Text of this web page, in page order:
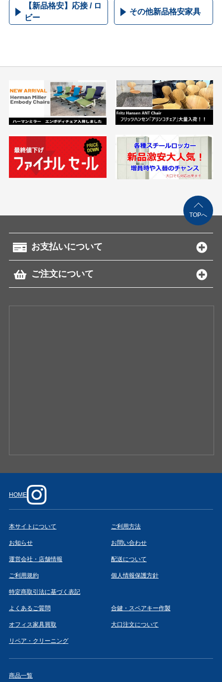
【新品格安】応接 / ロ
ビー
その他新品格安家具
お支払いについて
ご注文について
HOME
本サイトについて ご利用方法
お知らせ お問い合わせ
運営会社・店舗情報 配送について
ご利用規約 個人情報保護方針
特定商取引法に基づく表記
よくあるご質問 合鍵・スペアキー作製
オフィス家具買取 大口注文について
リペア・クリーニング
商品一覧
TOPへ